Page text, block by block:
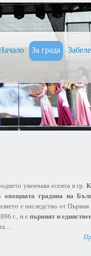
За града
увенчава есента в гр.
овощната градина на
е наследство от
г., и епървият и